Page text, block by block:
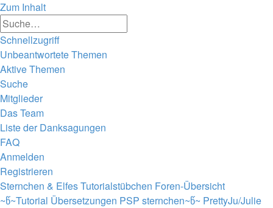
Zum Inhalt
Schnellzugriff
Unbeantwortete Themen
Aktive Themen
Suche
Mitglieder
Das Team
Liste der Danksagungen
FAQ
Anmelden
Registrieren
Sternchen & Elfes Tutorialstübchen Foren-Übersicht
~წ~Tutorial Übersetzungen PSP sternchen~წ~ PrettyJu/Julie